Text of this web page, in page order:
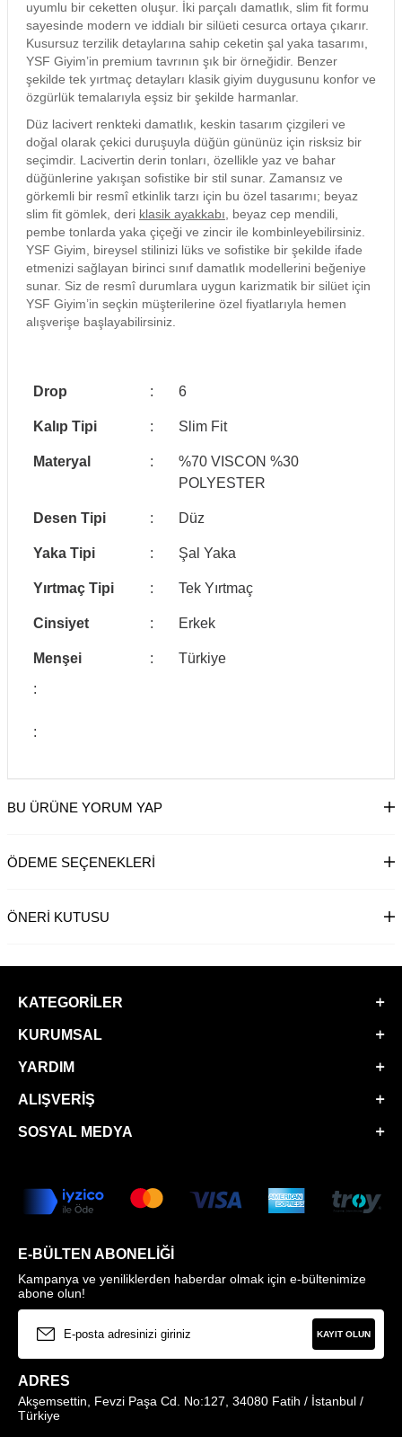
uyumlu bir ceketten oluşur. İki parçalı damatlık, slim fit formu
sayesinde modern ve iddialı bir silüeti cesurca ortaya çıkarır.
Kusursuz terzilik detaylarına sahip ceketin şal yaka tasarımı,
YSF Giyim’in premium tavrının şık bir örneğidir. Benzer
şekilde tek yırtmaç detayları klasik giyim duygusunu konfor ve
özgürlük temalarıyla eşsiz bir şekilde harmanlar.
Düz lacivert renkteki damatlık, keskin tasarım çizgileri ve
doğal olarak çekici duruşuyla düğün gününüz için risksiz bir
seçimdir. Lacivertin derin tonları, özellikle yaz ve bahar
düğünlerine yakışan sofistike bir stil sunar. Zamansız ve
görkemli bir resmî etkinlik tarzı için bu özel tasarımı; beyaz
slim fit gömlek, deri klasik ayakkabı , beyaz cep mendili,
pembe tonlarda yaka çiçeği ve zincir ile kombinleyebilirsiniz.
YSF Giyim, bireysel stilinizi lüks ve sofistike bir şekilde ifade
etmenizi sağlayan birinci sınıf damatlık modellerini beğeniye
sunar. Siz de resmî durumlara uygun karizmatik bir silüet için
YSF Giyim’in seçkin müşterilerine özel fiyatlarıyla hemen
alışverişe başlayabilirsiniz.
Drop : 6
Kalıp Tipi : Slim Fit
Materyal :
%70 VISCON %30
POLYESTER
Desen Tipi : Düz
Yaka Tipi : Şal Yaka
Yırtmaç Tipi : Tek Yırtmaç
Cinsiyet : Erkek
Menşei :
Türkiye
:
:
BU ÜRÜNE YORUM YAP
ÖDEME SEÇENEKLERI
ÖNERI KUTUSU
KATEGORILER
KURUMSAL
YARDIM
ALIŞVERIŞ
SOSYAL MEDYA
E-BÜLTEN ABONELIĞI
Kampanya ve yeniliklerden haberdar olmak için e-bültenimize
abone olun!
KAYIT OLUN
ADRES
Akşemsettin, Fevzi Paşa Cd. No:127, 34080 Fatih / İstanbul /
Türkiye